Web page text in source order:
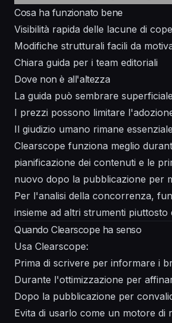
Cosa ha funzionato bene
Visibilità rapida delle lacune di
Modifiche strutturali facili da
Chiara guida per i team editoriali
Dove non è all'altezza
La guida può sembrare
I prezzi possono limitare
Il giudizio umano rimane essenziale
Clearscope funziona meglio
pianificazione dei contenuti e le
nuovo dopo la pubblicazione per
Per l'analisi della concorrenza,
insieme ad altri strumenti piuttosto
Quando Clearscope ha senso
Usa Clearscope:
Prima di scrivere per informare i
Durante l'ottimizzazione per
Dopo la pubblicazione per
Evita di usarlo come un motore di